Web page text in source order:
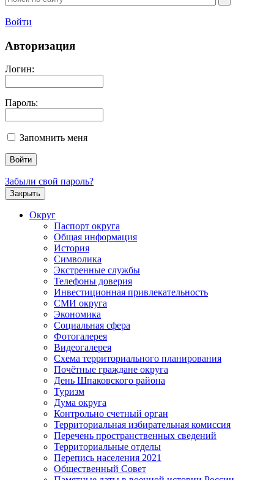
Войти
Авторизация
Логин:
Пароль:
Запомнить меня
Забыли свой пароль?
Закрыть
Округ
Паспорт округа
Общая информация
История
Символика
Экстренные службы
Телефоны доверия
Инвестиционная привлекательность
СМИ округа
Экономика
Социальная сфера
Фотогалерея
Видеогалерея
Схема территориального планирования
Почётные граждане округа
День Шпаковского района
Туризм
Дума округа
Контрольно счетный орган
Территориальная избирательная комиссия
Перечень пространственных сведений
Территориальные отделы
Перепись населения 2021
Общественный Совет